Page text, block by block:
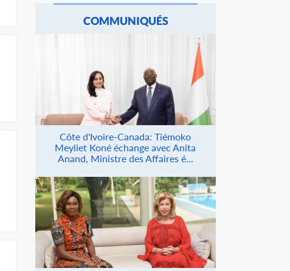
COMMUNIQUÉS
Côte d'Ivoire-Canada: Tiémoko
Meyliet Koné échange avec Anita
Anand, Ministre des Affaires é...